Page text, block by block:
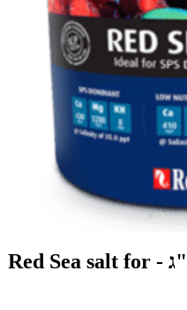
מלח רד סי כחול דלי 22 ק"ג - Red Sea salt for